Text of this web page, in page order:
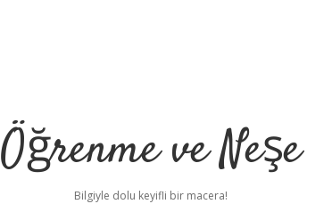
Öğrenme ve Neşe
Bilgiyle dolu keyifli bir macera!